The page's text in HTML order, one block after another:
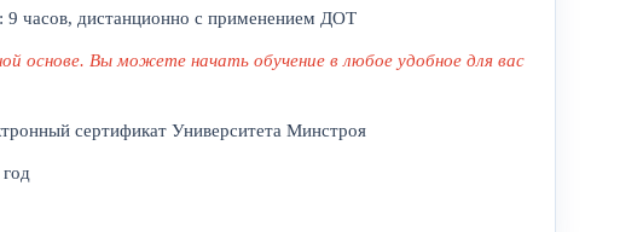
9 часов, дистанционно с применением ДОТ
основе. Вы можете начать обучение в любое удобное для вас
сертификат Университета Минстроя